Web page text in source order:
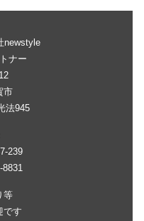
newstyle
ナー
市
法945
239
等
です